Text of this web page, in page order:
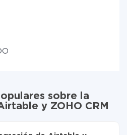
sobre la
y ZOHO CRM